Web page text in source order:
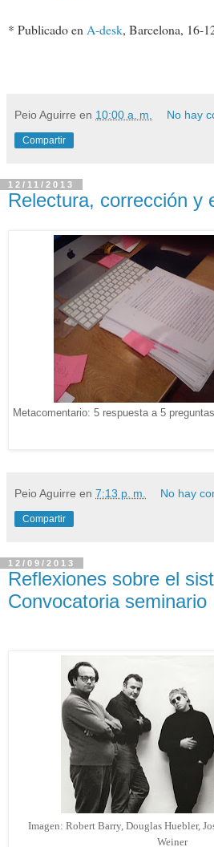
* Publicado en A-desk, Barcelona, 16-
Peio Aguirre en 10:00 a. m. No hay
Compartir
12/11/2013
Relectura, corrección y
Metacomentario: 5 respuesta a 5
Peio Aguirre en 7:13 p. m. No hay
Compartir
12/09/2013
Reflexiones sobre el
Convocatoria seminario
Imagen: Robert Barry, Douglas Huebler,
Weiner